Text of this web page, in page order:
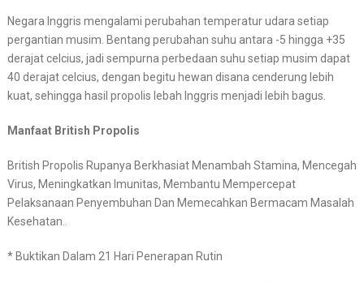
Negara Inggris mengalami perubahan temperatur udara setiap
pergantian musim. Bentang perubahan suhu antara -5 hingga +35
derajat celcius, jadi sempurna perbedaan suhu setiap musim dapat
40 derajat celcius, dengan begitu hewan disana cenderung lebih
kuat, sehingga hasil propolis lebah Inggris menjadi lebih bagus.
Manfaat British Propolis
British Propolis Rupanya Berkhasiat Menambah Stamina, Mencegah
Virus, Meningkatkan Imunitas, Membantu Mempercepat
Pelaksanaan Penyembuhan Dan Memecahkan Bermacam Masalah
Kesehatan..
* Buktikan Dalam 21 Hari Penerapan Rutin